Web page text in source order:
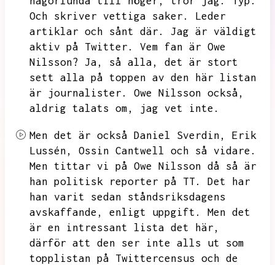
Och skriver vettiga saker.
Leder
artiklar och sånt där.
Jag är väldigt
aktiv på Twitter.
Vem fan är Owe
Nilsson? Ja, så alla,
det är stort
sett alla på toppen av den här listan
är journalister.
Owe Nilsson också,
aldrig talats om,
jag vet inte.
Men det är också Daniel Sverdin,
Erik
Lussén,
Ossin Cantwell och så vidare.
Men tittar vi på Owe Nilsson då så är
han politisk reporter på TT.
Det har
han varit sedan ståndsriksdagens
avskaffande,
enligt uppgift.
Men det
är en intressant lista det här,
därför att den ser inte alls ut som
topplistan på Twittercensus och de